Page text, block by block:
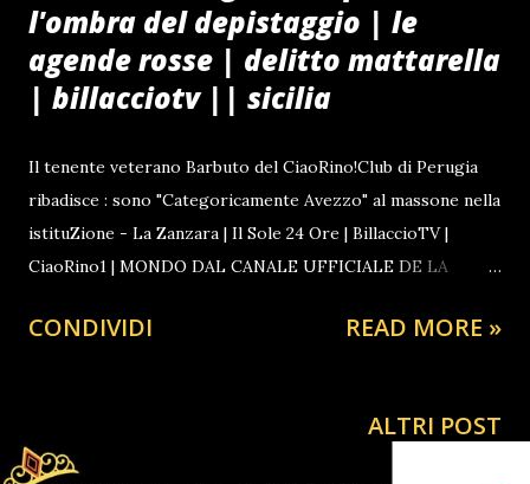
l'ombra del depistaggio | le
agende rosse | delitto mattarella
| billacciotv || sicilia
Il tenente veterano Barbuto del CiaoRino!Club di Perugia
ribadisce : sono "Categoricamente Avezzo" al massone nella
istituZione - La Zanzara | Il Sole 24 Ore | BillaccioTV |
CiaoRino1 | MONDO DAL CANALE UFFICIALE DE LA
SETTIMANA PRIMA GUARDA ANCHE IL FILM SULLA
CiaoRino Contro Ogni atto di Ingerenza Pubblica
#CiaoRino! 🔔🇮🇹Non maltrattare i cani , mostrati
CONDIVIDI READ MORE »
ALTRI POST